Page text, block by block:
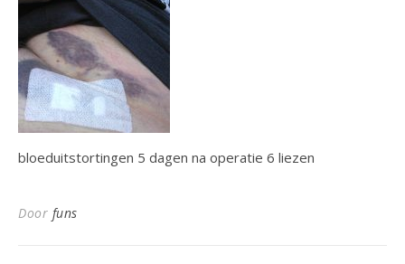
bloeduitstortingen 5 dagen na operatie 6 liezen
Door funs